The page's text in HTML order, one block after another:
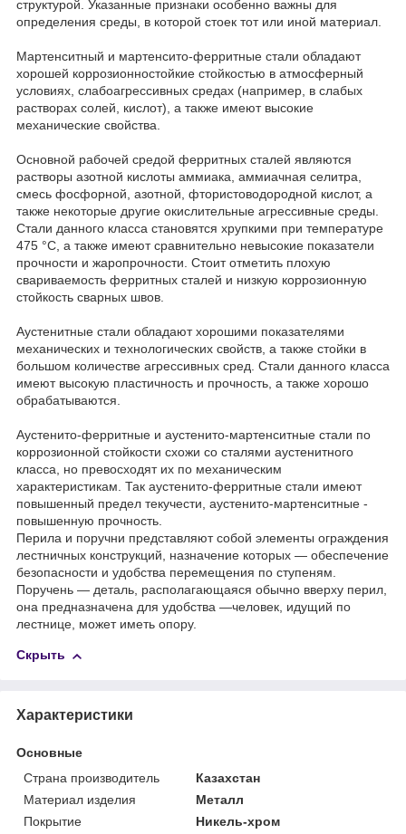
структурой. Указанные признаки особенно важны для
определения среды, в которой стоек тот или иной материал.
Мартенситный и мартенсито-ферритные стали обладают
хорошей коррозионностойкие стойкостью в атмосферный
условиях, слабоагрессивных средах (например, в слабых
растворах солей, кислот), а также имеют высокие
механические свойства.
Основной рабочей средой ферритных сталей являются
растворы азотной кислоты аммиака, аммиачная селитра,
смесь фосфорной, азотной, фтористоводородной кислот, а
также некоторые другие окислительные агрессивные среды.
Стали данного класса становятся хрупкими при температуре
475 °С, а также имеют сравнительно невысокие показатели
прочности и жаропрочности. Стоит отметить плохую
свариваемость ферритных сталей и низкую коррозионную
стойкость сварных швов.
Аустенитные стали обладают хорошими показателями
механических и технологических свойств, а также стойки в
большом количестве агрессивных сред. Стали данного класса
имеют высокую пластичность и прочность, а также хорошо
обрабатываются.
Аустенито-ферритные и аустенито-мартенситные стали по
коррозионной стойкости схожи со сталями аустенитного
класса, но превосходят их по механическим
характеристикам. Так аустенито-ферритные стали имеют
повышенный предел текучести, аустенито-мартенситные -
повышенную прочность.
Перила и поручни представляют собой элементы ограждения
лестничных конструкций, назначение которых — обеспечение
безопасности и удобства перемещения по ступеням.
Поручень — деталь, располагающаяся обычно вверху перил,
она предназначена для удобства —человек, идущий по
лестнице, может иметь опору.
Скрыть
Характеристики
Основные
Страна производитель
Казахстан
Материал изделия
Металл
Покрытие
Никель-хром